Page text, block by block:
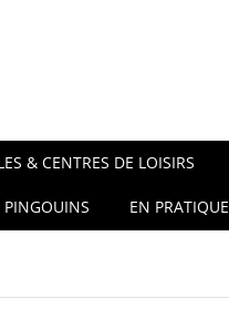
& CENTRES DE LOISIRS
PINGOUINS EN PRATIQUE